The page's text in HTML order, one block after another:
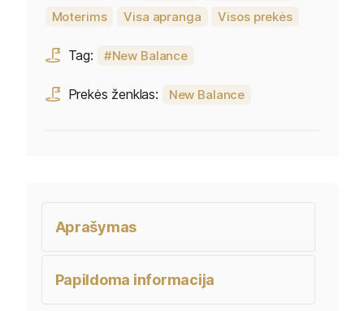
Moterims
Visa apranga Visos prekės
Tag: New Balance
Prekės ženklas: New Balance
Aprašymas
Papildoma informacija